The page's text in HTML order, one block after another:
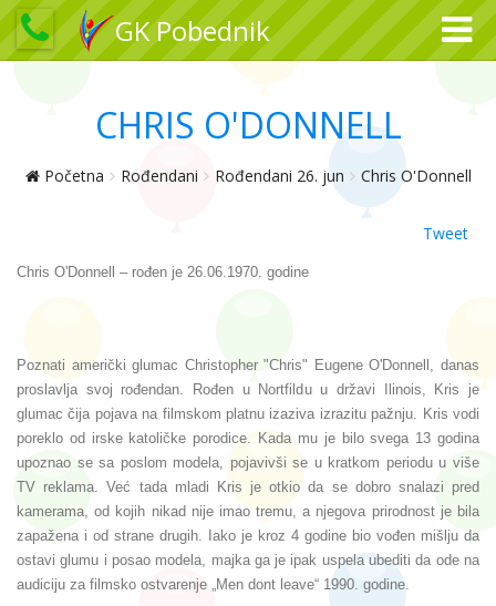
GK Pobednik
CHRIS O'DONNELL
Početna Rođendani Rođendani 26. jun Chris O'Donnell
Tweet
Chris O'Donnell – rođen je 26.06.1970. godine
Poznati američki glumac Christopher "Chris" Eugene O'Donnell, danas
proslavlja svoj rođendan. Rođen u Nortfildu u državi Ilinois, Kris je
glumac čija pojava na filmskom platnu izaziva izrazitu pažnju. Kris vodi
poreklo od irske katoličke porodice. Kada mu je bilo svega 13 godina
upoznao se sa poslom modela, pojavivši se u kratkom periodu u više
TV reklama. Već tada mladi Kris je otkio da se dobro snalazi pred
kamerama, od kojih nikad nije imao tremu, a njegova prirodnost je bila
zapažena i od strane drugih. Iako je kroz 4 godine bio vođen mišlju da
ostavi glumu i posao modela, majka ga je ipak uspela ubediti da ode na
audiciju za filmsko ostvarenje „Men dont leave“ 1990. godine.